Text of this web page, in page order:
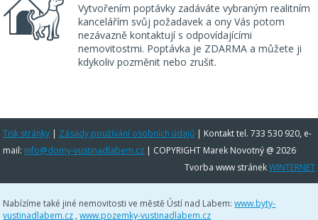
Vytvořením poptávky zadáváte vybraným realitním
kancelářím svůj požadavek a ony Vás potom
nezávazně kontaktují s odpovídajícími
nemovitostmi. Poptávka je ZDARMA a můžete ji
kdykoliv pozměnit nebo zrušit.
Tisk stránky | Zásady používání osobních údajů | Kontakt tel. 733 530 920, e-
mail: info@domy-vustinadlabem.cz | COPYRIGHT Marek Novotný @ 2026
Tvorba www stránekWINTERNET
Nabízíme také jiné nemovitosti ve městě Ústí nad Labem:www.byty-
vustinadlabem.cz ,www.pozemky-vustinadlabem.cz